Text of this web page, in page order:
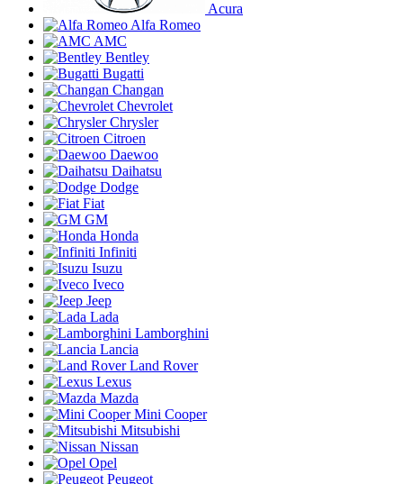
Acura
Alfa Romeo
AMC
Bentley
Bugatti
Changan
Chevrolet
Chrysler
Citroen
Daewoo
Daihatsu
Dodge
Fiat
GM
Honda
Infiniti
Isuzu
Iveco
Jeep
Lada
Lamborghini
Lancia
Land Rover
Lexus
Mazda
Mini Cooper
Mitsubishi
Nissan
Opel
Peugeot